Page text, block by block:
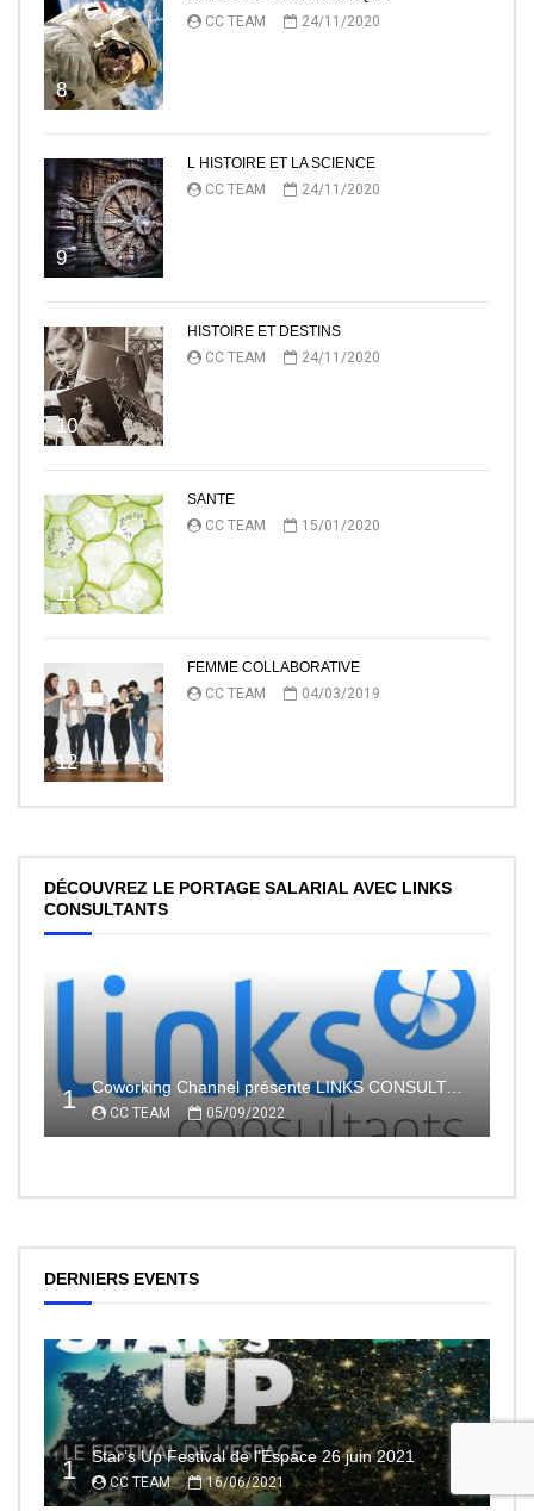
8
CC TEAM
24/11/2020
9
L HISTOIRE ET LA SCIENCE
CC TEAM
24/11/2020
10
HISTOIRE ET DESTINS
CC TEAM
24/11/2020
11
SANTE
CC TEAM
15/01/2020
12
FEMME COLLABORATIVE
CC TEAM
04/03/2019
DÉCOUVREZ LE PORTAGE SALARIAL AVEC LINKS
CONSULTANTS
1 Coworking Channel présente LINKS CONSULTANTS, l’indépendance en toute sécurité avec le portage salarial
CC TEAM 05/09/2022
DERNIERS EVENTS
1 Star’s Up Festival de l’Espace 26 juin 2021
CC TEAM 16/06/2021